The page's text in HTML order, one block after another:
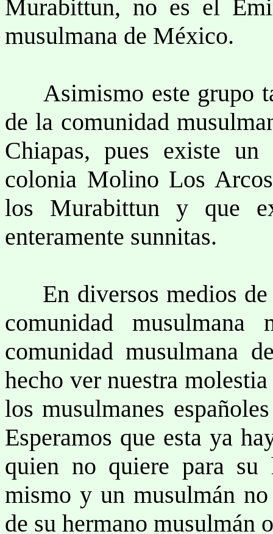
Murabittun, no es el
musulmana de México.
Asimismo este grupo
de la comunidad
Chiapas, pues existe
colonia Molino Los
los Murabittun y que
enteramente sunnitas.
En diversos medios de
comunidad
comunidad musulmana
hecho ver nuestra
los musulmanes
Esperamos que esta ya
quien no quiere para su
mismo y un musulmán
de su hermano musulmán